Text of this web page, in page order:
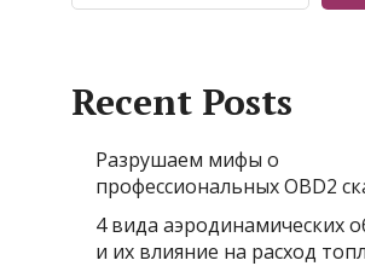
Recent Posts
Разрушаем мифы о
профессиональных OBD2
4 вида аэродинамических
и их влияние на расход